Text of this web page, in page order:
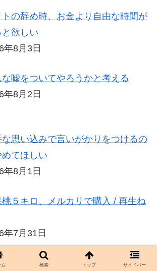
トの辞め時、お金より自由な時間が
と欲しい
年8月3日
な嘘をついてやろうかと考える
年8月2日
な思い込みで言いがかりをつけるの
めてほしい
年8月1日
桃５キロ、メルカリで購入 / 再生ね
年7月31日
購入後、３台続けてリコール
ム 検索 トップ サイドバー